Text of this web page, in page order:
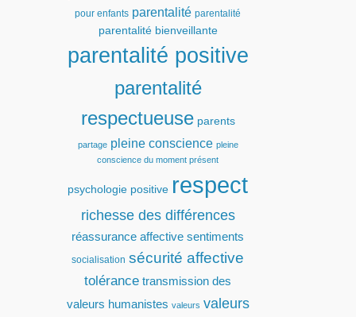
pour enfants parentalité parentalité
parentalité bienveillante
parentalité positive
parentalité
respectueuse parents
partage pleine conscience pleine
conscience du moment présent
psychologie positive respect
richesse des différences
réassurance affective sentiments
socialisation sécurité affective
tolérance transmission des
valeurs humanistes valeurs valeurs